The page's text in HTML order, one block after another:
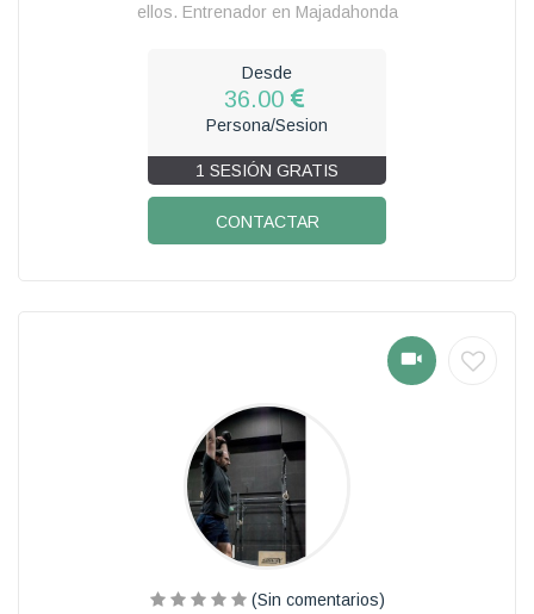
ellos. Entrenador en Majadahonda
Desde
36.00
Persona/Sesion
1 SESIÓN GRATIS
CONTACTAR
(Sin comentarios)